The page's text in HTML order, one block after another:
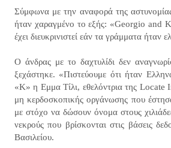
Σύμφωνα με την αναφορά της
ήταν χαραγμένο το εξής: «Georgio and
έχει διευκρινιστεί εάν τα γράμματα ήταν
Ο άνδρας με το δαχτυλίδι δεν
ξεχάστηκε. «Πιστεύουμε ότι ήταν
«Κ» η Εμμα Τίλι, εθελόντρια της Locate
μη κερδοσκοπικής οργάνωσης που
με στόχο να δώσουν όνομα στους
νεκρούς που βρίσκονται στις βάσεις
Βασιλείου.